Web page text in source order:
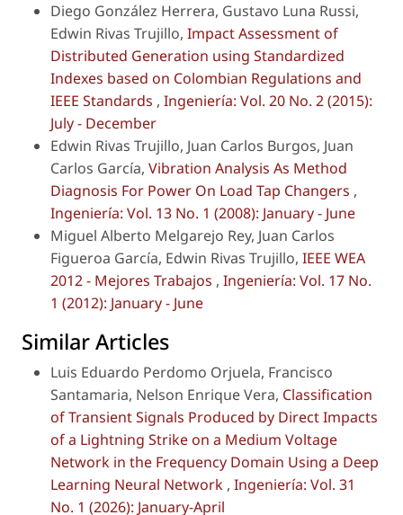
Diego González Herrera, Gustavo Luna Russi,
Edwin Rivas Trujillo, Impact Assessment of
Distributed Generation using Standardized
Indexes based on Colombian Regulations and
IEEE Standards , Ingeniería: Vol. 20 No. 2 (2015):
July - December
Edwin Rivas Trujillo, Juan Carlos Burgos, Juan
Carlos García, Vibration Analysis As Method
Diagnosis For Power On Load Tap Changers ,
Ingeniería: Vol. 13 No. 1 (2008): January - June
Miguel Alberto Melgarejo Rey, Juan Carlos
Figueroa García, Edwin Rivas Trujillo, IEEE WEA
2012 - Mejores Trabajos , Ingeniería: Vol. 17 No.
1 (2012): January - June
Similar Articles
Luis Eduardo Perdomo Orjuela, Francisco
Santamaria, Nelson Enrique Vera, Classification
of Transient Signals Produced by Direct Impacts
of a Lightning Strike on a Medium Voltage
Network in the Frequency Domain Using a Deep
Learning Neural Network , Ingeniería: Vol. 31
No. 1 (2026): January-April